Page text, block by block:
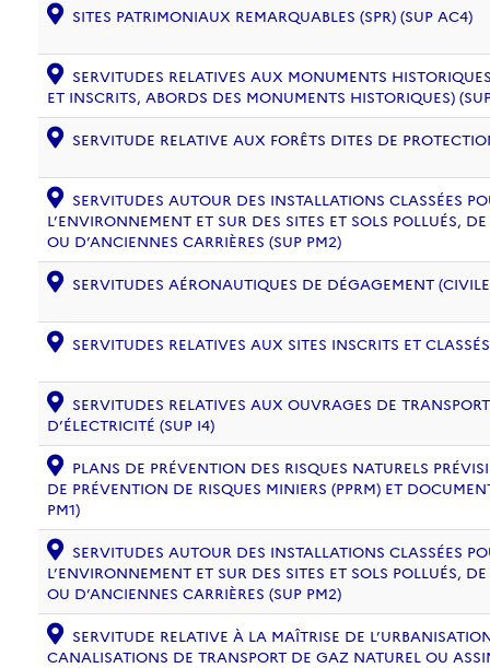
SITES PATRIMONIAUX REMARQUABLES (SPR) (SUP AC4)
SERVITUDES RELATIVES AUX MONUMENTS
ET INSCRITS, ABORDS DES MONUMENTS HISTORIQUES)
SERVITUDE RELATIVE AUX FORÊTS DITES DE
SERVITUDES AUTOUR DES INSTALLATIONS CLASSÉES
L’ENVIRONNEMENT ET SUR DES SITES ET SOLS POLLUÉS,
OU D’ANCIENNES CARRIÈRES (SUP PM2)
SERVITUDES AÉRONAUTIQUES DE DÉGAGEMENT
SERVITUDES RELATIVES AUX SITES INSCRITS ET
SERVITUDES RELATIVES AUX OUVRAGES DE
D’ÉLECTRICITÉ (SUP I4)
PLANS DE PRÉVENTION DES RISQUES NATURELS
DE PRÉVENTION DE RISQUES MINIERS (PPRM) ET
PM1)
SERVITUDES AUTOUR DES INSTALLATIONS CLASSÉES
L’ENVIRONNEMENT ET SUR DES SITES ET SOLS POLLUÉS,
OU D’ANCIENNES CARRIÈRES (SUP PM2)
SERVITUDE RELATIVE À LA MAÎTRISE DE
CANALISATIONS DE TRANSPORT DE GAZ NATUREL OU